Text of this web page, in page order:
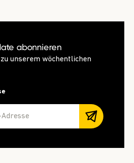
abonnieren
unserem wöchentlichen